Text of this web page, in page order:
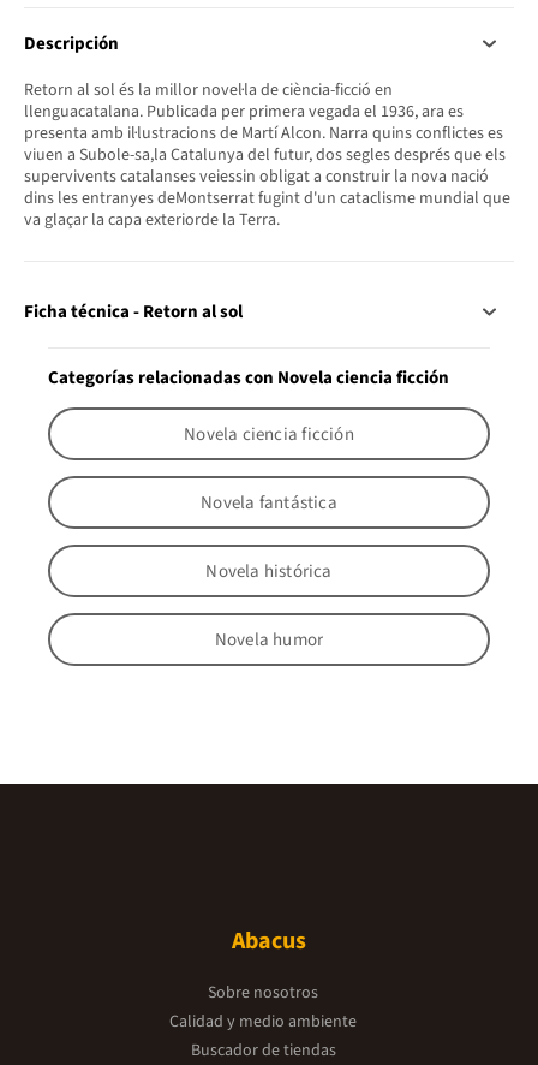
Descripción
Retorn al sol és la millor novel·la de ciència-ficció en
llenguacatalana. Publicada per primera vegada el 1936, ara es
presenta amb il·lustracions de Martí Alcon. Narra quins conflictes es
viuen a Subole-sa,la Catalunya del futur, dos segles després que els
supervivents catalanses veiessin obligat a construir la nova nació
dins les entranyes deMontserrat fugint d'un cataclisme mundial que
va glaçar la capa exteriorde la Terra.
Ficha técnica - Retorn al sol
Categorías relacionadas con Novela ciencia ficción
Novela ciencia ficción
Novela fantástica
Novela histórica
Novela humor
Abacus
Sobre nosotros
Calidad y medio ambiente
Buscador de tiendas